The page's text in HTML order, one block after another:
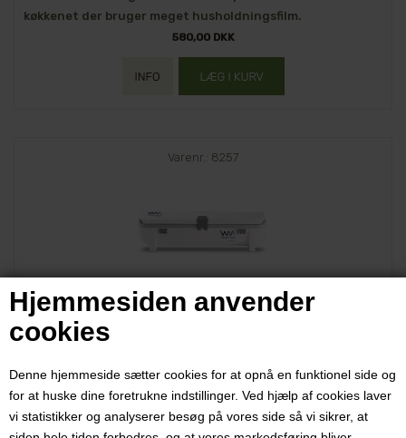
Hjemmesiden anvender
cookies
Denne hjemmeside sætter cookies for at opnå en funktionel side og
for at huske dine foretrukne indstillinger. Ved hjælp af cookies laver
vi statistikker og analyserer besøg på vores side så vi sikrer, at
køkkenet der bruger meget husholdningsfilm.
580,00 DKK
Varenr.: 8257
Wrapmaster 4500 Dispenser exkl. rulle
Træt af husholdningsfilm?
arbejder med en filmrulle på 45 cm bredde
Exkl. film